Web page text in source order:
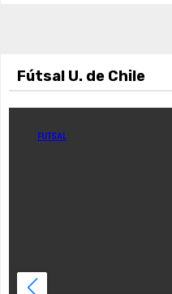
Fútsal U. de Chile
FUTSAL